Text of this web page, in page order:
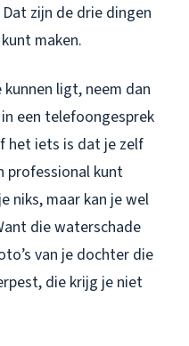
zijn de drie dingen
maken.
ligt, neem dan
een telefoongesprek
het iets is dat je zelf
professional kunt
niks, maar kan je wel
die waterschade
van je dochter die
die krijg je niet